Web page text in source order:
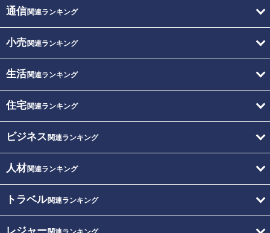
通信関連ランキング
小売関連ランキング
生活関連ランキング
住宅関連ランキング
ビジネス 関連ランキング
人材関連ランキング
トラベル関連ランキング
レジャー